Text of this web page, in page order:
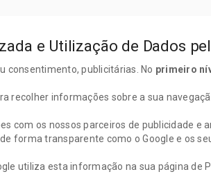
e Utilização de Dados
consentimento, publicitárias. No primeiro
recolher informações sobre a sua
com os nossos parceiros de publicidade e
forma transparente como o Google e os
utiliza esta informação na sua página de